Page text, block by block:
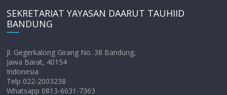
SEKRETARIAT YAYASAN DAARUT TAUHIID
BANDUNG
Jl. Gegerkalong Girang No. 38 Bandung,
Jawa Barat, 40154
Indonesia
Telp 022-2003238
Whatsapp 0813-6631-7363